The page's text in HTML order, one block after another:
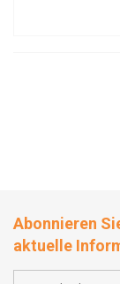
Abonnieren
aktuelle